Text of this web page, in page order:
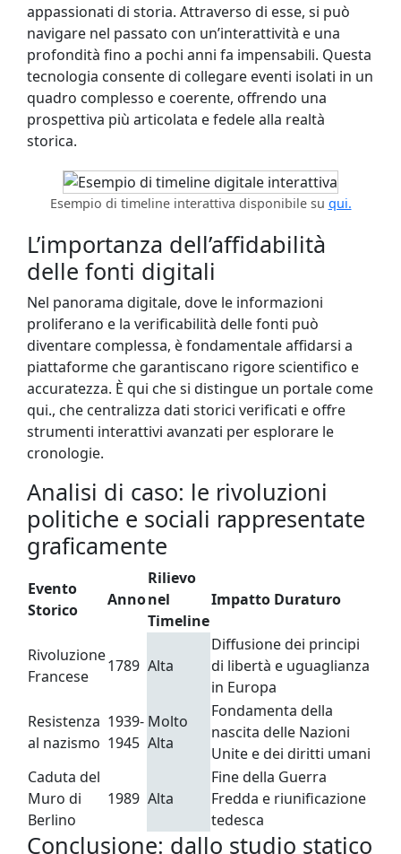
appassionati di storia. Attraverso di esse, si può
navigare nel passato con un’interattività e una
profondità fino a pochi anni fa impensabili. Questa
tecnologia consente di collegare eventi isolati in un
quadro complesso e coerente, offrendo una
prospettiva più articolata e fedele alla realtà
storica.
Esempio di timeline interattiva disponibile su qui.
L’importanza dell’affidabilità
delle fonti digitali
Nel panorama digitale, dove le informazioni
proliferano e la verificabilità delle fonti può
diventare complessa, è fondamentale affidarsi a
piattaforme che garantiscano rigore scientifico e
accuratezza. È qui che si distingue un portale come
qui., che centralizza dati storici verificati e offre
strumenti interattivi avanzati per esplorare le
cronologie.
Analisi di caso: le rivoluzioni
politiche e sociali rappresentate
graficamente
Evento
Storico
Anno
Rilievo
nel
Timeline
Impatto Duraturo
Rivoluzione
Francese
1789 Alta
Diffusione dei principi
di libertà e uguaglianza
in Europa
Resistenza
al nazismo
1939-
1945
Molto
Alta
Fondamenta della
nascita delle Nazioni
Unite e dei diritti umani
Caduta del
Muro di
Berlino
1989 Alta
Fine della Guerra
Fredda e riunificazione
tedesca
Conclusione: dallo studio statico